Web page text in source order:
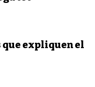
expliquen el